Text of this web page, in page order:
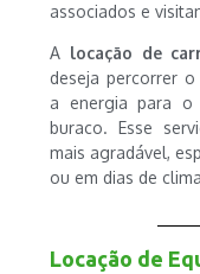
associados e
A locação de
deseja percorrer
a energia para o
buraco. Esse
mais agradável,
ou em dias de
Locação de